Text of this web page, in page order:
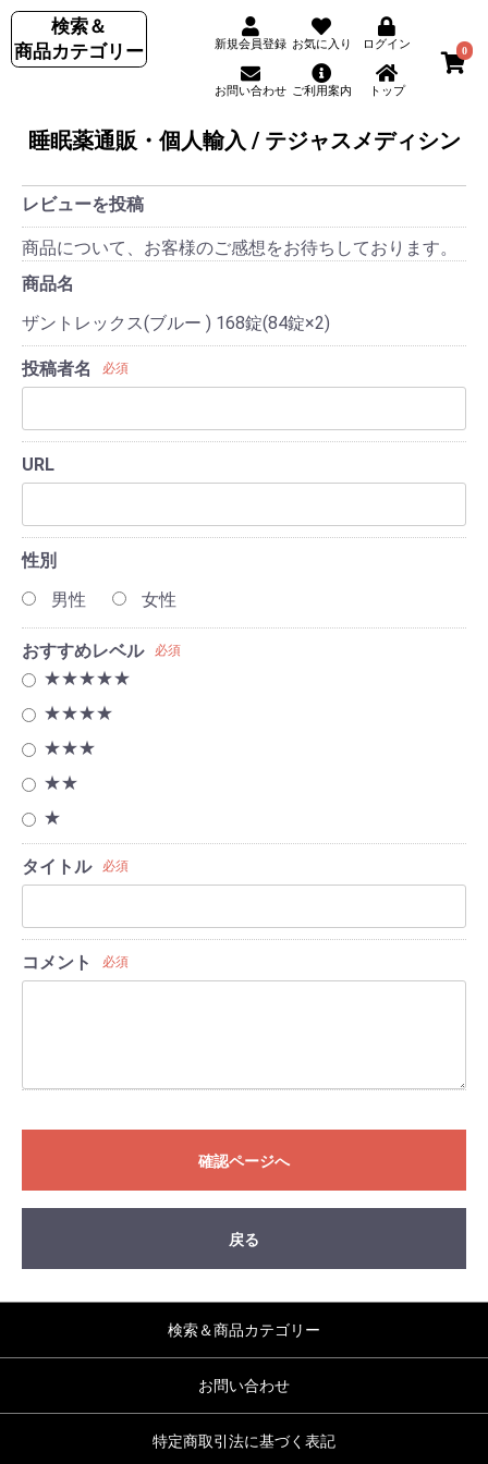
検索＆
商品カテゴリー
新規会員登録 お気に入り ログイン
お問い合わせ ご利用案内 トップ
0
睡眠薬通販・個人輸入 / テジャスメディシン
レビューを投稿
商品について、お客様のご感想をお待ちしております。
商品名
ザントレックス(ブルー ) 168錠(84錠×2)
投稿者名 必須
URL
性別
男性
女性
おすすめレベル 必須
★★★★★
★★★★
★★★
★★
★
タイトル 必須
コメント 必須
確認ページへ
戻る
検索＆商品カテゴリー
お問い合わせ
特定商取引法に基づく表記